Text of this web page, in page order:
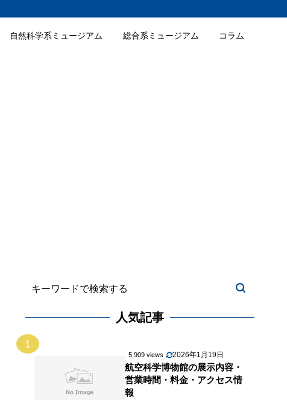
自然科学系ミュージアム 総合系ミュージアム コラム
人気記事
1
5,909 views 2026年1月19日
航空科学博物館の展示内容・
営業時間・料金・アクセス情
報